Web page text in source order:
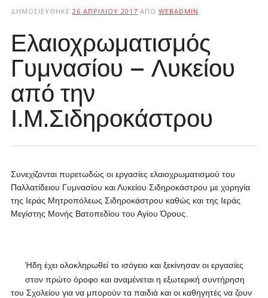
ΔΗΜΟΣΙΕΎΘΗΚΕ 26 ΑΠΡΙΛΊΟΥ 2017 ΑΠΌ WEBADMIN
Ελαιοχρωματισμός
Γυμνασίου – Λυκείου
από την
Ι.Μ.Σιδηροκάστρου
Συνεχίζονται πυρετωδώς οι εργασίες ελαιοχρωματισμού του
Παλλατίδειου Γυμνασίου και Λυκείου Σιδηροκάστρου με χορηγία
της Ιεράς Μητροπόλεως Σιδηροκάστρου καθώς και της Ιεράς
Μεγίστης Μονής Βατοπεδίου του Αγίου Όρους.
Ήδη έχει ολοκληρωθεί το ισόγειο και ξεκίνησαν οι εργασίες
στον πρώτο όροφο και αναμένεται η εξωτερική συντήρηση
του Σχολείου για να μπορούν τα παιδιά και οι καθηγητές να ζουν